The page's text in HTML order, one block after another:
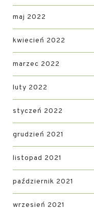
maj 2022
kwiecień 2022
marzec 2022
luty 2022
styczeń 2022
grudzień 2021
listopad 2021
październik 2021
wrzesień 2021